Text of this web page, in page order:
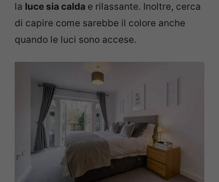
la luce sia calda e rilassante. Inoltre, cerca
di capire come sarebbe il colore anche
quando le luci sono accese.